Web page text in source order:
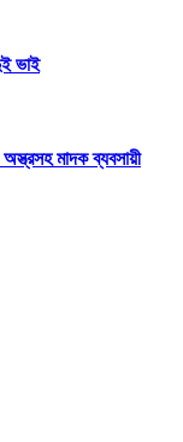
ভাই
মাদক ব্যবসায়ী